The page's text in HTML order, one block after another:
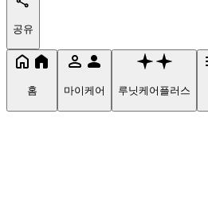
공유
홈 마이케어 루닛케어플러스